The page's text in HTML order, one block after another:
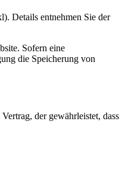
Details entnehmen Sie der
Sofern eine
die Speicherung von
der gewährleistet, dass